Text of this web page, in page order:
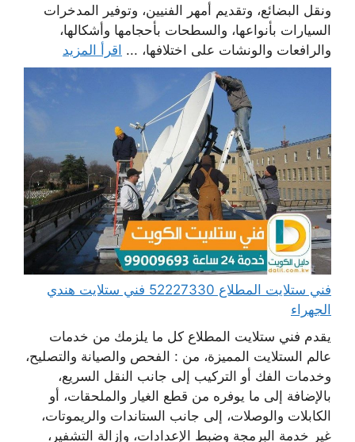
ونقل البضائع، وتقديم أمهر الفنيين، وتوفير المدخرات
السيارات بأنواعها، والسطحات بأحجامها وأشكالها،
والرافعات والونشات على اختلافها، ... اقرأ المزيد
فني ستلايت المطلاع 52227330 فني ستلايت هندي
الجهراء
يقدم فني ستلايت المطلاع كل ما يلزمك من خدمات
عالم الستلايت المميزة، من : الفحص والصيانة والتصليح،
وخدمات الفك أو التركيب إلى جانب النقل السريع،
بالإضافة إلى ما يوفره من قطع الغيار والملحقات، أو
الكابلات والوصلات، إلى جانب الستاندات والريموتات،
غير خدمة البرمجة وضبط الإعدادات، وإزالة التشفير،